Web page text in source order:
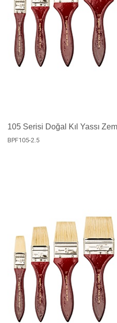
105 Serisi Doğal Kıl Yassı
BPF105-2.5